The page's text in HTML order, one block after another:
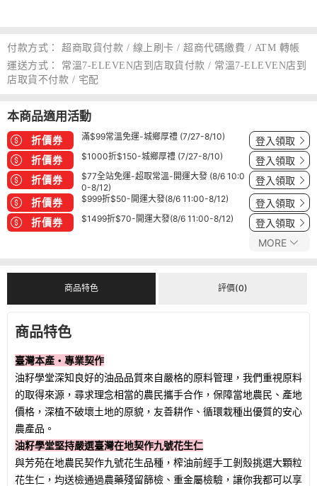
付款方式：
超商取貨付款 / 線上刷卡 / 超商代碼繳費 / ATM 轉帳
運送方式：
常溫7-ELEVEN店到店取貨付款 / 常溫7-ELEVEN店到
店取貨不付款 / 宅配
本商品適用活動
折價券 滿$99常溫免運-城鄉厚禮 (7/27-8/10) 登入領取
折價券 $1000折$150-城鄉厚禮 (7/27-8/10) 登入領取
折價券
$77全站免運-超取常溫-開運大發 (8/6 10:0
0-8/12)
登入領取
折價券 $999折$50-開運大發(8/6 11:00-8/12) 登入領取
折價券 $1499折$70-開運大發(8/6 11:00-8/12) 登入領取
MORE
商品特色 評價(0)
商品特色
臺灣本產・專業契作
油籽學堂深知良好的油品品質來自嚴格的原料管理，我們重視原料
的取得來源，尋求理念相當的農民攜手合作，保障當地農民、產地
價格，深植不破壞土地的原貌，友善耕作、循環栽種出優質的安心
農產品。
油籽學堂堅持嚴選臺灣在地契作九號花生仁
與芳苑在地農民契作九號花生品種，榨油前經手工剝殼挑選大顆粒
花生仁，均送檢通過農藥殘留篩檢、重金屬檢驗，讓你我都可以享